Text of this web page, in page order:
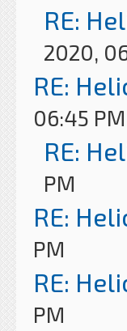
RE:
2020,
RE:
06:45 PM
RE:
PM
RE:
PM
RE:
PM